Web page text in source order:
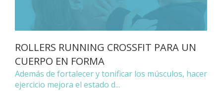
ROLLERS RUNNING CROSSFIT PARA UN
CUERPO EN FORMA
Además de fortalecer y tonificar los músculos, hacer
ejercicio mejora el estado d...